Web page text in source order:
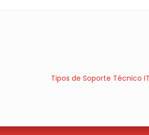
Tipos de Soporte Técnico